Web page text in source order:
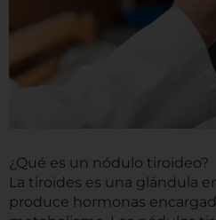
¿Qué es un nódulo tiroideo?
La tiroides es una glándula
produce hormonas